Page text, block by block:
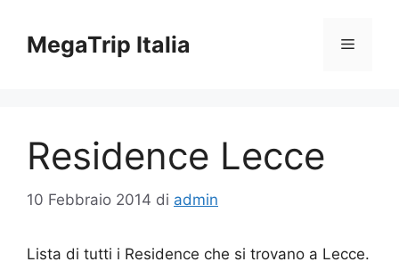
contenuto
MegaTrip Italia Menu
Residence Lecce
10 Febbraio 2014 di admin
Lista di tutti i Residence che si trovano a Lecce.